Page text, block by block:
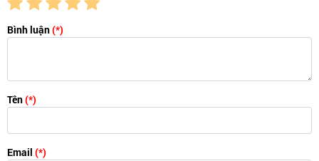
Bình luận(*)
Tên(*)
Email (*)